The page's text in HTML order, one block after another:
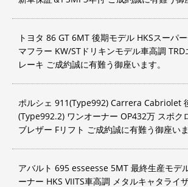
トヨタ 86 GT 6MT 後期モデル HKSスーパ
マフラー KW/STドリキンモデル車高調
レーキ ご成約誠に有難う御座います。
ポルシェ 911(Type992) Carrera Cabriolet
(Type992.2) ワンオーナー OP432万 スポク
ブレザー Fリフト ご成約誠に有難う御座いま
アバルト 695 esseesse 5MT 最終生産モデ
ーナー HKS VIITS車高調 メタルキャタライ